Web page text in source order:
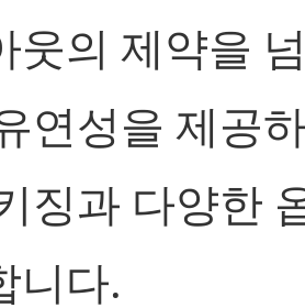
웃의 제약을
연성을 제공
징과 다양한
니다.